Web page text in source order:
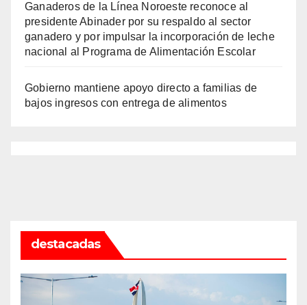
Ganaderos de la Línea Noroeste reconoce al
presidente Abinader por su respaldo al sector
ganadero y por impulsar la incorporación de leche
nacional al Programa de Alimentación Escolar
Gobierno mantiene apoyo directo a familias de
bajos ingresos con entrega de alimentos
destacadas